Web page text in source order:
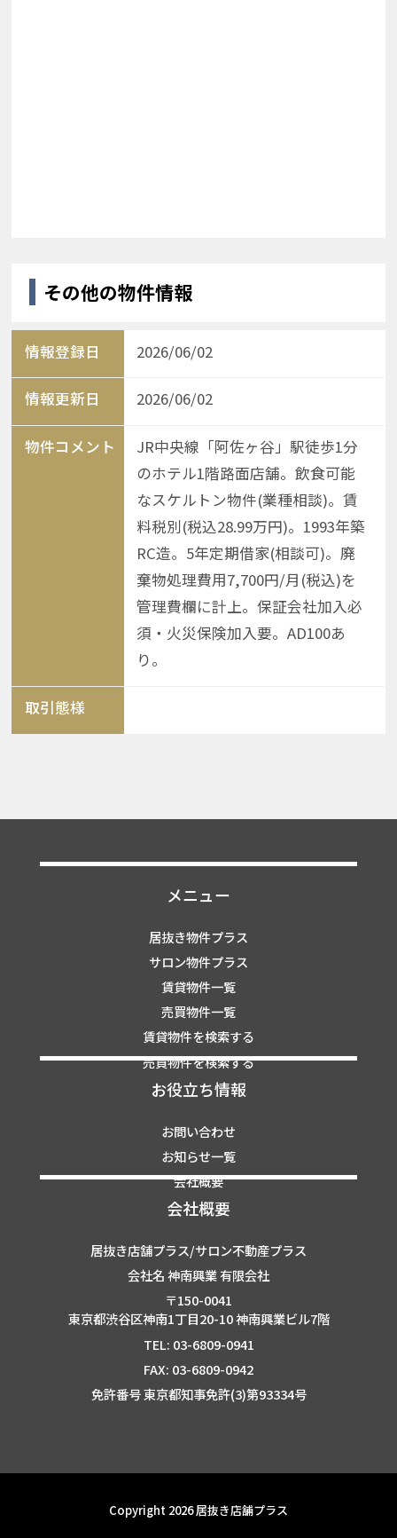
その他の物件情報
情報登録日 2026/06/02
情報更新日 2026/06/02
物件コメント
JR中央線「阿佐ヶ谷」駅徒歩1分
のホテル1階路面店舗。飲食可能
なスケルトン物件(業種相談)。賃
料税別(税込28.99万円)。1993年築
RC造。5年定期借家(相談可)。廃
棄物処理費用7,700円/月(税込)を
管理費欄に計上。保証会社加入必
須・火災保険加入要。AD100あ
り。
取引態様
メニュー
居抜き物件プラス
サロン物件プラス
賃貸物件一覧
売買物件一覧
賃貸物件を検索する
売買物件を検索する
お役立ち情報
お問い合わせ
お知らせ一覧
会社概要
会社概要
居抜き店舗プラス/サロン不動産プラス
会社名 神南興業 有限会社
〒150-0041
東京都渋谷区神南1丁目20-10 神南興業ビル7階
TEL: 03-6809-0941
FAX: 03-6809-0942
免許番号 東京都知事免許(3)第93334号
Copyright 2026 居抜き店舗プラス